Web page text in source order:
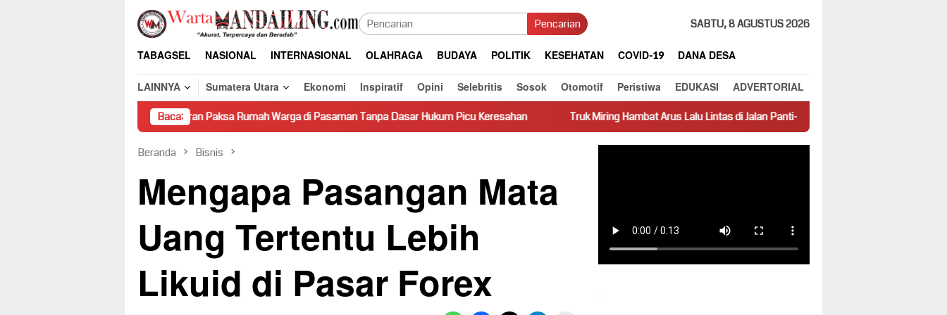
Loncat
konten
Pencarian SABTU, 8 AGUSTUS 2026
TABAGSEL NASIONAL INTERNASIONAL OLAHRAGA BUDAYA POLITIK KESEHATAN COVID-19
DANA DESA
LAINNYA
Sumatera Utara Ekonomi Inspiratif Opini Selebritis Sosok Otomotif Peristiwa EDUKASI ADVERTORIAL
Baca:
Pembongkaran Paksa Rumah Warga di Pasaman Tanpa Dasar Hukum Picu Keresahan Truk Miring Hambat Arus Lalu Lintas di Jalan Panti–Simpang Empat
Beranda Bisnis
Mengapa Pasangan Mata
Uang Tertentu Lebih
Likuid di Pasar Forex